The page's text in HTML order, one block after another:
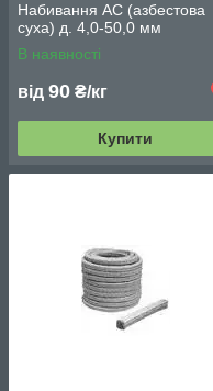
Набивання АС (азбестова
суха) д. 4,0-50,0 мм
В наявності
від 90 ₴/кг
Купити